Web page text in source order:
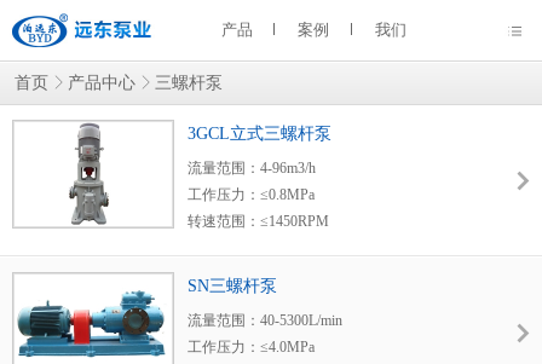
产品 案例 我们
首页 产品中心 三螺杆泵
3GCL立式三螺杆泵
流量范围：4-96m3/h
工作压力：≤0.8MPa
转速范围：≤1450RPM
粘度范围：20-150mm2/s
适用范围：造船、热电厂、化工、炼油厂、食
物厂、油田。
SN三螺杆泵
流量范围：40-5300L/min
工作压力：≤4.0MPa